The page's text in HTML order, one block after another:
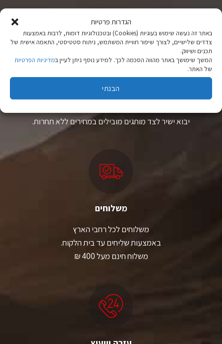
הגדרות פרטיות
באתר זה נעשה שימוש בעוגיות (Cookies) ובטכנולוגיות דומות, לרבות באמצעות
צדדים שלישיים, לצורך שיפור חוויית המשתמש, ניתוח סטטיסטי, התאמה אישית של
תכנים ושיווק.
המשך שימושך באתר מהווה הסכמה לכך. למידע נוסף ניתן לעיין במדיניות הפרטיות
של האתר.
הבנתי
ציוד טיולים
מהיבואן לצרכן
יבוא ישיר לצד מותגים מובילים במחירים ללא תחרות.
משלוחים
משלוחים לכל רחבי הארץ
באמצעות שליחים עד בית הלקוח.
משלוח חינם מעל 400 ₪